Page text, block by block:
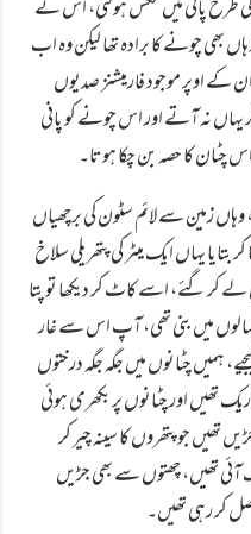
طرح پانی میں مکس ہوگئی، اس نے
بھی چونے کا برادہ تھا لیکن وہ اب
کے اوپر موجود فارمیشنز صدیوں
یہاں نہ آتے اور اس چونے کو پانی
چٹان کا حصہ بن چکا ہوتا۔
زمین سے لائم سٹون کی برچھیاں
یہاں ایک میٹر کی پتھریلی سلاخ
کر گئے، اسے کاٹ کر دیکھا تو پتا
سالوں میں بنی تھی، آپ اس سے غار
ہمیں چٹانوں میں جگہ جگہ درختوں
تھیں اور چٹانوں پر بکھری ہوئی
تھیں جو پتھروں کا سینہ چیر کر
تھیں، چھتوں سے بھی جڑیں
کر رہی تھیں۔